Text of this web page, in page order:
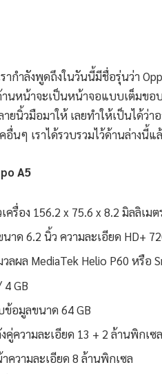
ากำลังพูดถึงในวันนี้มีชื่อรุ่นว่า
นหน้าจะเป็นหน้าจอแบบเต็มขอ
ยนิ้วมือมาให้ เลยทำให้เป็นได้ว่
อื่นๆ เราได้รวบรวมไว้ด้านล่างนี้แ
A5
ครื่อง 156.2 x 75.6 x 8.2 มิลลิเมต
าด 6.2 นิ้ว ความละเอียด HD+
ลผล MediaTek Helio P60 หรือ
4 GB
อมูลขนาด 64 GB
คู่ความละเอียด 13 + 2 ล้านพิกเซล
ความละเอียด 8 ล้านพิกเซล